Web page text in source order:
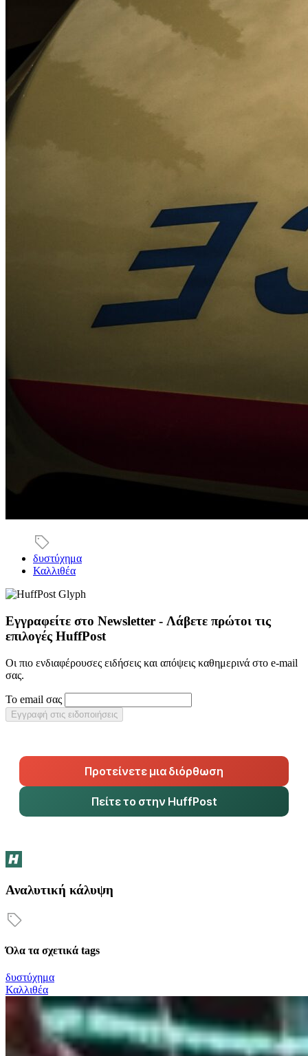
δυστύχημα
Καλλιθέα
Εγγραφείτε στο Newsletter - Λάβετε πρώτοι τις
επιλογές HuffPost
Οι πιο ενδιαφέρουσες ειδήσεις και απόψεις καθημερινά στο e-mail
σας.
Το email σας
Εγγραφή στις ειδοποιήσεις
Προτείνετε μια διόρθωση
Πείτε το στην HuffPost
Αναλυτική κάλυψη
Όλα τα σχετικά tags
δυστύχημα
Καλλιθέα